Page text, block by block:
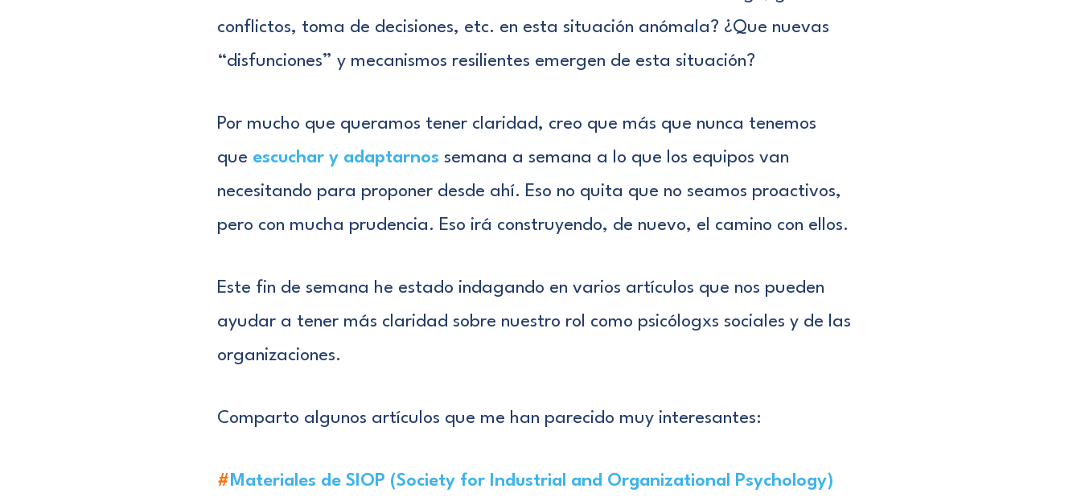
conflictos, toma de decisiones, etc. en esta situación anómala? ¿Que nuevas
“disfunciones” y mecanismos resilientes emergen de esta situación?
Por mucho que queramos tener claridad, creo que más que nunca tenemos
que escuchar y adaptarnos semana a semana a lo que los equipos van
necesitando para proponer desde ahí. Eso no quita que no seamos proactivos,
pero con mucha prudencia. Eso irá construyendo, de nuevo, el camino con ellos.
Este fin de semana he estado indagando en varios artículos que nos pueden
ayudar a tener más claridad sobre nuestro rol como psicólogxs sociales y de las
organizaciones.
Comparto algunos artículos que me han parecido muy interesantes:
# Materiales de SIOP (Society for Industrial and Organizational Psychology)